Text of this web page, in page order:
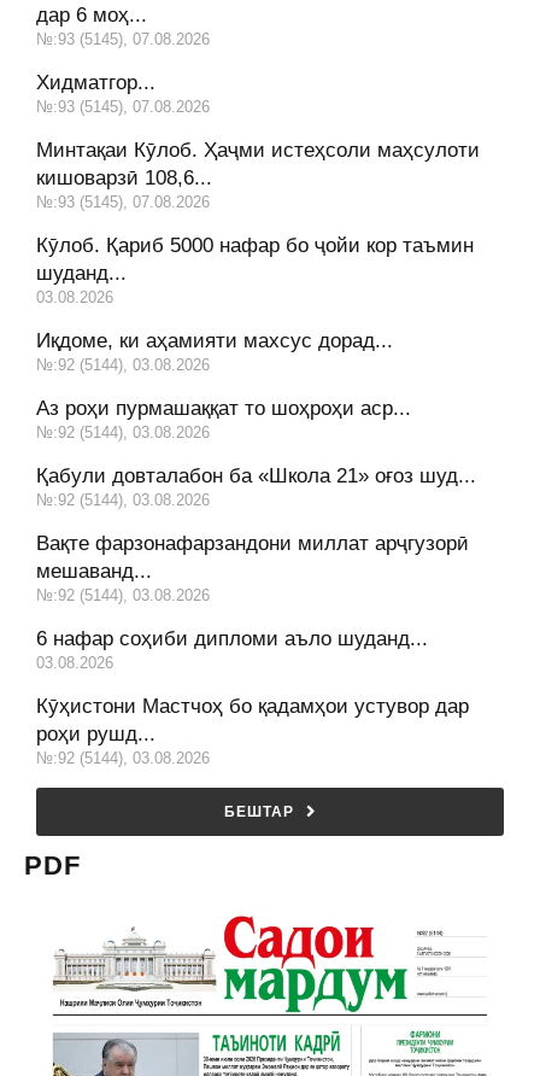
дар 6 моҳ...
№:93 (5145), 07.08.2026
Хидматгор...
№:93 (5145), 07.08.2026
Минтақаи Кӯлоб. Ҳаҷми истеҳсоли маҳсулоти
кишоварзӣ 108,6...
№:93 (5145), 07.08.2026
Кӯлоб. Қариб 5000 нафар бо ҷойи кор таъмин
шуданд...
03.08.2026
Иқдоме, ки аҳамияти махсус дорад...
№:92 (5144), 03.08.2026
Аз роҳи пурмашаққат то шоҳроҳи аср...
№:92 (5144), 03.08.2026
Қабули довталабон ба «Школа 21» оғоз шуд...
№:92 (5144), 03.08.2026
Вақте фарзонафарзандони миллат арҷгузорӣ
мешаванд...
№:92 (5144), 03.08.2026
6 нафар соҳиби дипломи аъло шуданд...
03.08.2026
Кӯҳистони Мастчоҳ бо қадамҳои устувор дар
роҳи рушд...
№:92 (5144), 03.08.2026
БЕШТАР
PDF